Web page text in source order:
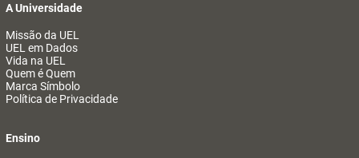
A Universidade
Missão da UEL
UEL em Dados
Vida na UEL
Quem é Quem
Marca Símbolo
Política de Privacidade
Ensino